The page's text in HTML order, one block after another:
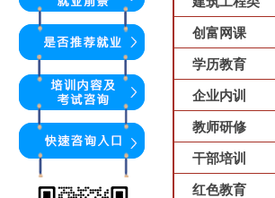
创富网课
学历教育
企业内训
教师研修
干部培训
红色教育